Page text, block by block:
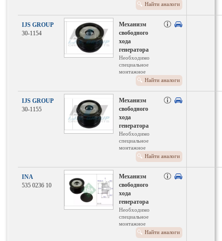
оборудование
Для номера
производителя:
920006
Найти аналоги
IJS GROUP
30-1154
Механизм
свободного
хода
генератора
Необходимо
специальное
монтажное
оборудованиеНайти аналоги
IJS GROUP
30-1155
Механизм
свободного
хода
генератора
Необходимо
специальное
монтажное
оборудованиеНайти аналоги
INA
535 0236 10
Механизм
свободного
хода
генератора
Необходимо
специальное
монтажное
оборудование
Для номера
Найти аналоги